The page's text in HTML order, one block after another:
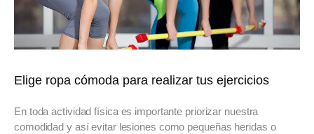
Elige ropa cómoda para realizar tus ejercicios
En toda actividad física es importante priorizar nuestra
comodidad y así evitar lesiones como pequeñas heridas o